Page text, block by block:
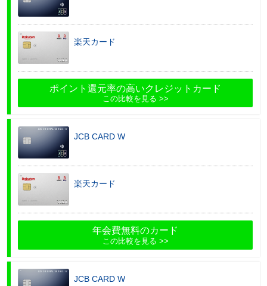
楽天カード
ポイント還元率の高いクレジットカード
この比較を見る
JCB CARD W
楽天カード
年会費無料のカード
この比較を見る
JCB CARD W